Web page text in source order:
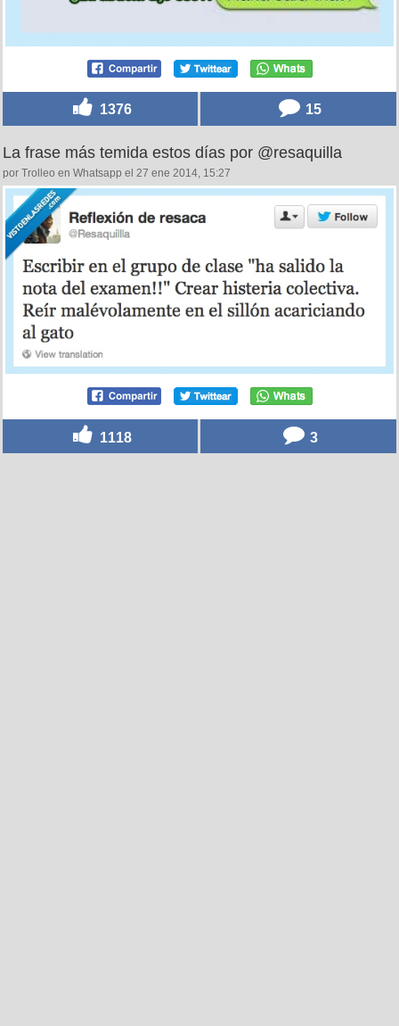
1376 15
La frase más temida estos días por @resaquilla
por Trolleo en Whatsapp el 27 ene 2014, 15:27
1118 3